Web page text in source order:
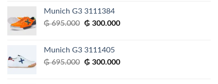
era:
₲ 695.000.₲ 300.000.
Munich G3 3111384
₲695.000 El
era:
₲ 695.000.
₲ 300.000El
₲ 300.000.
Munich G3 3111405
₲695.000 El
₲ 300.000El